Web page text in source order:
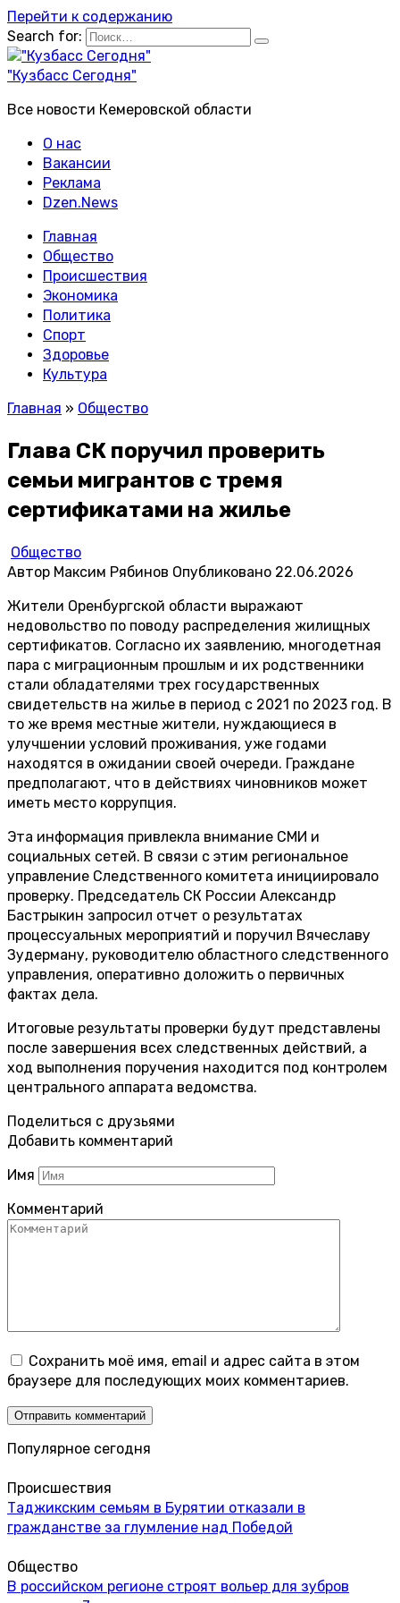
Перейти к содержанию
Search for:
"Кузбасс Сегодня"
Все новости Кемеровской области
О нас
Вакансии
Реклама
Dzen.News
Главная
Общество
Происшествия
Экономика
Политика
Спорт
Здоровье
Культура
Главная » Общество
Глава СК поручил проверить
семьи мигрантов с тремя
сертификатами на жилье
Общество
Автор Максим Рябинов Опубликовано 22.06.2026
Жители Оренбургской области выражают
недовольство по поводу распределения жилищных
сертификатов. Согласно их заявлению, многодетная
пара с миграционным прошлым и их родственники
стали обладателями трех государственных
свидетельств на жилье в период с 2021 по 2023 год. В
то же время местные жители, нуждающиеся в
улучшении условий проживания, уже годами
находятся в ожидании своей очереди. Граждане
предполагают, что в действиях чиновников может
иметь место коррупция.
Эта информация привлекла внимание СМИ и
социальных сетей. В связи с этим региональное
управление Следственного комитета инициировало
проверку. Председатель СК России Александр
Бастрыкин запросил отчет о результатах
процессуальных мероприятий и поручил Вячеславу
Зудерману, руководителю областного следственного
управления, оперативно доложить о первичных
фактах дела.
Итоговые результаты проверки будут представлены
после завершения всех следственных действий, а
ход выполнения поручения находится под контролем
центрального аппарата ведомства.
Поделиться с друзьями
Добавить комментарий
Имя
Комментарий
Сохранить моё имя, email и адрес сайта в этом
браузере для последующих моих комментариев.
Популярное сегодня
Происшествия
Таджикским семьям в Бурятии отказали в
гражданстве за глумление над Победой
Общество
В российском регионе строят вольер для зубров